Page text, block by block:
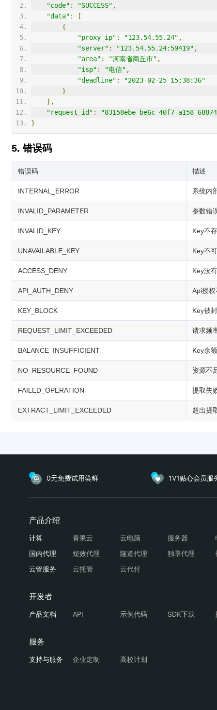
"code" : "SUCCESS" ,
"data" :
[
{
"proxy_ip" : "123.54.55.24" ,
"server" : "123.54.55.24:59419" ,
"area" : "河南省商丘市" ,
"isp" : "电信" ,
"deadline" :
"2023-02-25 15:38:36"
}
],
"request_id" :
"83158ebe-be6c-40f7-a158-
}
5. 错误码
错误码 描述
INTERNAL_ERROR 系统内
INVALID_PARAMETER 参数错
INVALID_KEY Key不
UNAVAILABLE_KEY Key不
ACCESS_DENY Key没
API_AUTH_DENY Api授
KEY_BLOCK Key被
REQUEST_LIMIT_EXCEEDED 请求频
BALANCE_INSUFFICIENT Key余
NO_RESOURCE_FOUND 资源不
FAILED_OPERATION 提取失
EXTRACT_LIMIT_EXCEEDED 超出提
0元免费试用尝鲜 1V1贴心会员服
青果云 云电脑 服务器
短效代理
隧道代理 独享代理
云托管
云代付
API 示例代码 SDK下载
企业定制 高校计划